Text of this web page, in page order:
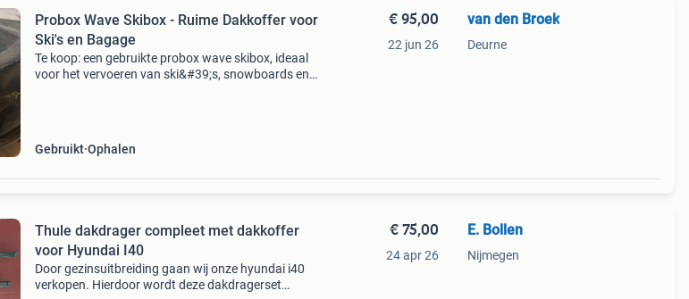
Probox Wave Skibox - Ruime Dakkoffer voor
Ski's en Bagage
Te koop: een gebruikte probox wave skibox, ideaal
voor het vervoeren van ski&#39;s, snowboards en
Gebruikt Ophalen
€ 95,00
22 jun 26
van den Broek
Deurne
Thule dakdrager compleet met dakkoffer
voor Hyundai I40
Door gezinsuitbreiding gaan wij onze hyundai i40
verkopen. Hierdoor wordt deze dakdragerset
€ 75,00
24 apr 26
E. Bollen
Nijmegen